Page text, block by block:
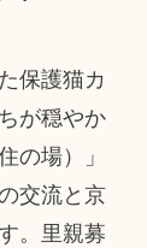
保護猫カ
が穏やか
の場）」
交流と京
。里親募